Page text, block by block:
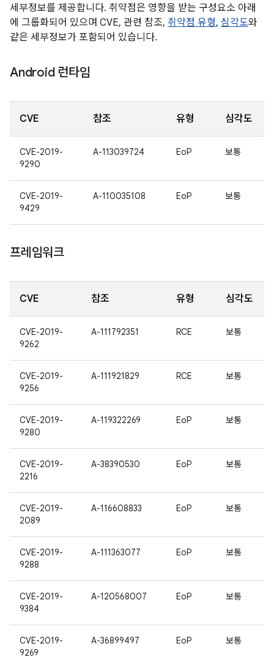
세부정보를 제공합니다. 취약점은 영향을 받는 구성요소 아래
에 그룹화되어 있으며 CVE, 관련 참조, 취약점 유형, 심각도와
같은 세부정보가 포함되어 있습니다.
Android 런타임
CVE 참조 유형 심각도
CVE-2019-
9290
A-113039724 EoP 보통
CVE-2019-
9429
A-110035108 EoP 보통
프레임워크
CVE 참조 유형 심각도
CVE-2019-
9262
A-111792351 RCE 보통
CVE-2019-
9256
A-111921829 RCE 보통
CVE-2019-
9280
A-119322269 EoP 보통
CVE-2019-
2216
A-38390530 EoP 보통
CVE-2019-
2089
A-116608833 EoP 보통
CVE-2019-
9288
A-111363077 EoP 보통
CVE-2019-
9384
A-120568007 EoP 보통
CVE-2019-
9269
A-36899497 EoP 보통